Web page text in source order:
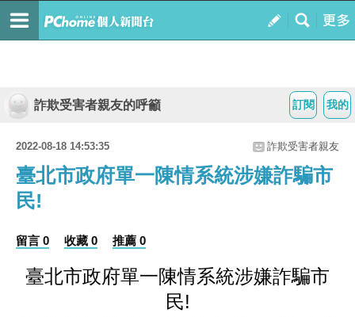
我的
訂閱
詐欺受害者親友的呼籲
2022-08-18 14:53:35 詐欺受害者親友
臺北市政府單一陳情系統涉嫌詐騙市
民!
留言 0 收藏 0 推薦 0
臺北市政府單一陳情系統涉嫌詐騙市
民!